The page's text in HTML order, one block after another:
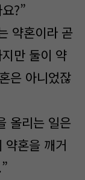
?”
약혼이라 곧
만 둘이 약
은 아니었잖
올리는 일은
약혼을 깨거